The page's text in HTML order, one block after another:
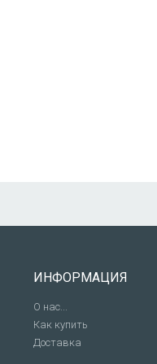
ИНФОРМАЦИЯ
О нас...
Как купить
Доставка